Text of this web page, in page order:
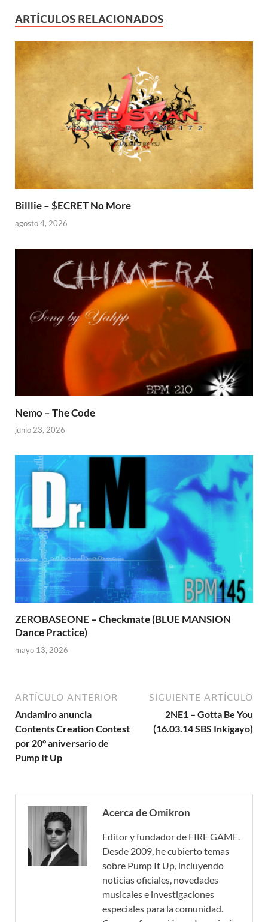
ARTÍCULOS RELACIONADOS
Billlie – $ECRET No More
agosto 4, 2026
Nemo – The Code
junio 23, 2026
ZEROBASEONE – Checkmate (BLUE MANSION
Dance Practice)
mayo 13, 2026
ARTÍCULO ANTERIOR
Andamiro anuncia
Contents Creation Contest
por 20° aniversario de
Pump It Up
SIGUIENTE ARTÍCULO
2NE1 – Gotta Be You
(16.03.14 SBS Inkigayo)
Acerca de Omikron
Editor y fundador de FIRE GAME.
Desde 2009, he cubierto temas
sobre Pump It Up, incluyendo
noticias oficiales, novedades
musicales e investigaciones
especiales para la comunidad.